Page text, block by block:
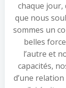
chaque jour,
que nous
sommes un
belles
l’autre et
capacités,
d’une